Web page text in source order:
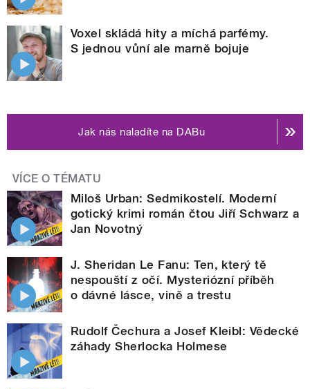
Voxel skládá hity a míchá parfémy.
S jednou vůní ale marně bojuje
Jak nás naladíte na DABu
VÍCE O TÉMATU
Miloš Urban: Sedmikostelí. Moderní
gotický krimi román čtou Jiří Schwarz a
Jan Novotný
J. Sheridan Le Fanu: Ten, který tě
nespouští z očí. Mysteriózní příběh
o dávné lásce, vině a trestu
Rudolf Čechura a Josef Kleibl: Vědecké
záhady Sherlocka Holmese